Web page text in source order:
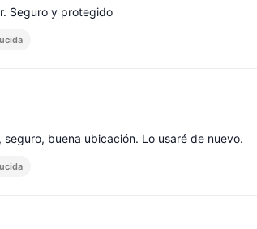
Seguro y protegido
seguro, buena ubicación. Lo usaré de nuevo.